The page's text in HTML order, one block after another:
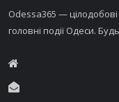
Odessa365 —
головні події Одеси.